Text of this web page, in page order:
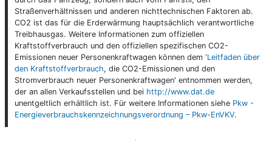
Straßenverhältnissen und anderen nichttechnischen Faktoren ab.
CO2 ist das für die Erderwärmung hauptsächlich verantwortliche
Treibhausgas. Weitere Informationen zum offiziellen
Kraftstoffverbrauch und den offiziellen spezifischen CO2-
Emissionen neuer Personenkraftwagen können dem 'Leitfaden über
den Kraftstoffverbrauch, die CO2-Emissionen und den
Stromverbrauch neuer Personenkraftwagen' entnommen werden,
der an allen Verkaufsstellen und bei http://www.dat.de
unentgeltlich erhältlich ist. Für weitere Informationen siehe Pkw -
Energieverbrauchskennzeichnungsverordnung – Pkw-EnVKV.